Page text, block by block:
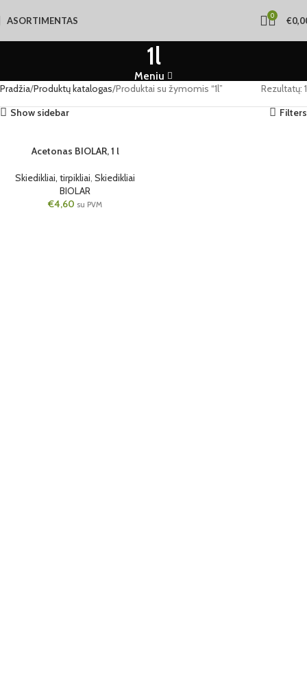
ASORTIMENTAS 0 €
1l
Meniu
Pradžia Produktų katalogas Produktai su žymomis “1l”
Rezultatų: 1
Show sidebar
Filters
Acetonas BIOLAR, 1 l
Skiedikliai, tirpikliai, Skiedikliai
BIOLAR
€4,60 su PVM